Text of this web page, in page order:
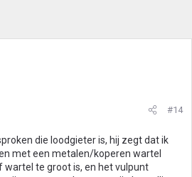
#14
die loodgieter is, hij zegt dat ik
met een metalen/koperen wartel
te groot is, en het vulpunt